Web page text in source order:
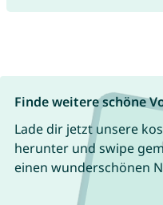
Finde weitere schöne
Lade dir jetzt unsere
herunter und swipe
einen wunderschönen